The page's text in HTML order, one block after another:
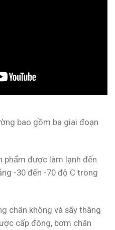
bao gồm ba giai đoạn
phẩm được làm lạnh đến
-30 đến -70 độ C trong
chân không và sấy thăng
cấp đông, bơm chân